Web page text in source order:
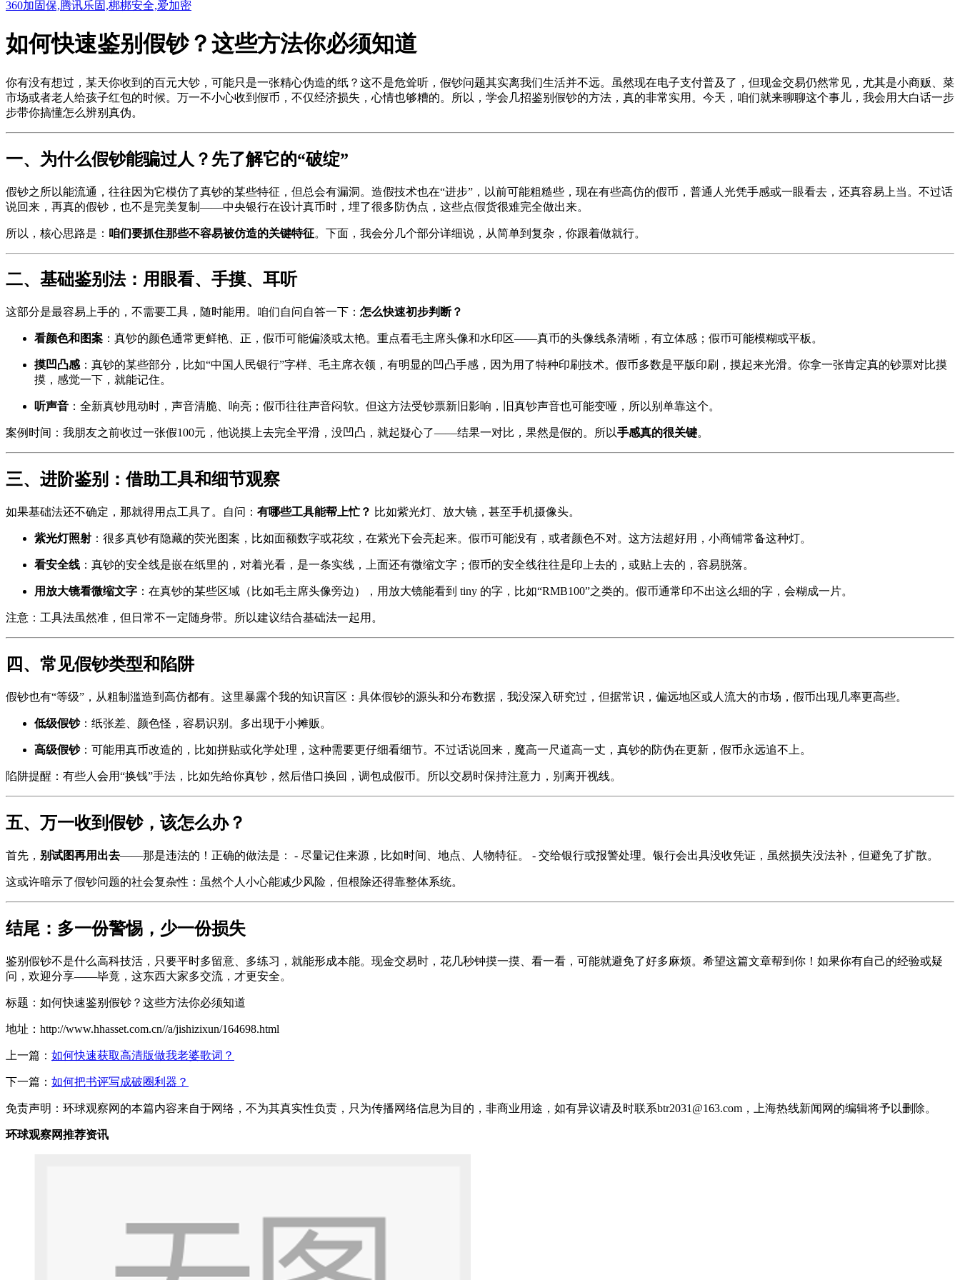
360加固保,腾讯乐固,梆梆安全,爱加密
如何快速鉴别假钞？这些方法你必须知道
你有没有想过，某天你收到的百元大钞，可能只是一张精心伪造的纸？这不是危耸听，假钞问题其实离我们生活并不远。虽然现在电子支付普及了，但现金交易仍然常见，尤其是小商贩、菜
市场或者老人给孩子红包的时候。万一不小心收到假币，不仅经济损失，心情也够糟的。所以，学会几招鉴别假钞的方法，真的非常实用。今天，咱们就来聊聊这个事儿，我会用大白话一步
步带你搞懂怎么辨别真伪。
一、为什么假钞能骗过人？先了解它的“破绽”
假钞之所以能流通，往往因为它模仿了真钞的某些特征，但总会有漏洞。造假技术也在“进步”，以前可能粗糙些，现在有些高仿的假币，普通人光凭手感或一眼看去，还真容易上当。不过话
说回来，再真的假钞，也不是完美复制——中央银行在设计真币时，埋了很多防伪点，这些点假货很难完全做出来。
所以，核心思路是： 咱们要抓住那些不容易被仿造的关键特征。下面，我会分几个部分详细说，从简单到复杂，你跟着做就行。
二、基础鉴别法：用眼看、手摸、耳听
这部分是最容易上手的，不需要工具，随时能用。咱们自问自答一下： 怎么快速初步判断？
看颜色和图案 ：真钞的颜色通常更鲜艳、正，假币可能偏淡或太艳。重点看毛主席头像和水印区——真币的头像线条清晰，有立体感；假币可能模糊或平板。
摸凹凸感 ：真钞的某些部分，比如“中国人民银行”字样、毛主席衣领，有明显的凹凸手感，因为用了特种印刷技术。假币多数是平版印刷，摸起来光滑。你拿一张肯定真的钞票对比摸
摸，感觉一下，就能记住。
听声音 ：全新真钞甩动时，声音清脆、响亮；假币往往声音闷软。但这方法受钞票新旧影响，旧真钞声音也可能变哑，所以别单靠这个。
案例时间：我朋友之前收过一张假100元，他说摸上去完全平滑，没凹凸，就起疑心了——结果一对比，果然是假的。所以手感真的很关键。
三、进阶鉴别：借助工具和细节观察
如果基础法还不确定，那就得用点工具了。自问： 有哪些工具能帮上忙？ 比如紫光灯、放大镜，甚至手机摄像头。
紫光灯照射 ：很多真钞有隐藏的荧光图案，比如面额数字或花纹，在紫光下会亮起来。假币可能没有，或者颜色不对。这方法超好用，小商铺常备这种灯。
看安全线 ：真钞的安全线是嵌在纸里的，对着光看，是一条实线，上面还有微缩文字；假币的安全线往往是印上去的，或贴上去的，容易脱落。
用放大镜看微缩文字 ：在真钞的某些区域（比如毛主席头像旁边），用放大镜能看到 tiny 的字，比如“RMB100”之类的。假币通常印不出这么细的字，会糊成一片。
注意：工具法虽然准，但日常不一定随身带。所以建议结合基础法一起用。
四、常见假钞类型和陷阱
假钞也有“等级”，从粗制滥造到高仿都有。这里暴露个我的知识盲区：具体假钞的源头和分布数据，我没深入研究过，但据常识，偏远地区或人流大的市场，假币出现几率更高些。
低级假钞：纸张差、颜色怪，容易识别。多出现于小摊贩。
高级假钞：可能用真币改造的，比如拼贴或化学处理，这种需要更仔细看细节。不过话说回来，魔高一尺道高一丈，真钞的防伪在更新，假币永远追不上。
陷阱提醒：有些人会用“换钱”手法，比如先给你真钞，然后借口换回，调包成假币。所以交易时保持注意力，别离开视线。
五、万一收到假钞，该怎么办？
首先， 别试图再用出去——那是违法的！正确的做法是： - 尽量记住来源，比如时间、地点、人物特征。 - 交给银行或报警处理。银行会出具没收凭证，虽然损失没法补，但避免了扩散。
这或许暗示了假钞问题的社会复杂性：虽然个人小心能减少风险，但根除还得靠整体系统。
结尾：多一份警惕，少一份损失
鉴别假钞不是什么高科技活，只要平时多留意、多练习，就能形成本能。现金交易时，花几秒钟摸一摸、看一看，可能就避免了好多麻烦。希望这篇文章帮到你！如果你有自己的经验或疑
问，欢迎分享——毕竟，这东西大家多交流，才更安全。
标题：如何快速鉴别假钞？这些方法你必须知道
地址：http://www.hhasset.com.cn//a/jishizixun/164698.html
上一篇： 如何快速获取高清版做我老婆歌词？
下一篇： 如何把书评写成破圈利器？
免责声明：环球观察网的本篇内容来自于网络，不为其真实性负责，只为传播网络信息为目的，非商业用途，如有异议请及时联系btr2031@163.com，上海热线新闻网的编辑将予以删除。
环球观察网推荐资讯